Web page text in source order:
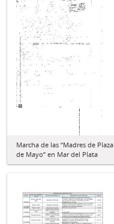
Marcha de las “Madres de Plaza
de Mayo” en Mar del Plata